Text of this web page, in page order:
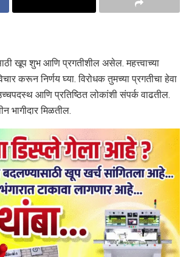
खूप शुभ आणि प्रगतीशील असेल. महत्त्वाच्या
करून निर्णय घ्या. विरोधक तुमच्या प्रगतीचा हेवा
आणि प्रतिष्ठित लोकांशी संपर्क वाढतील.
भागीदार मिळतील.